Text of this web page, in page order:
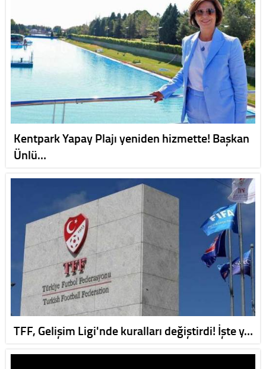
Kentpark Yapay Plajı yeniden hizmette! Başkan
Ünlü…
TFF, Gelişim Ligi'nde kuralları değiştirdi! İşte y…